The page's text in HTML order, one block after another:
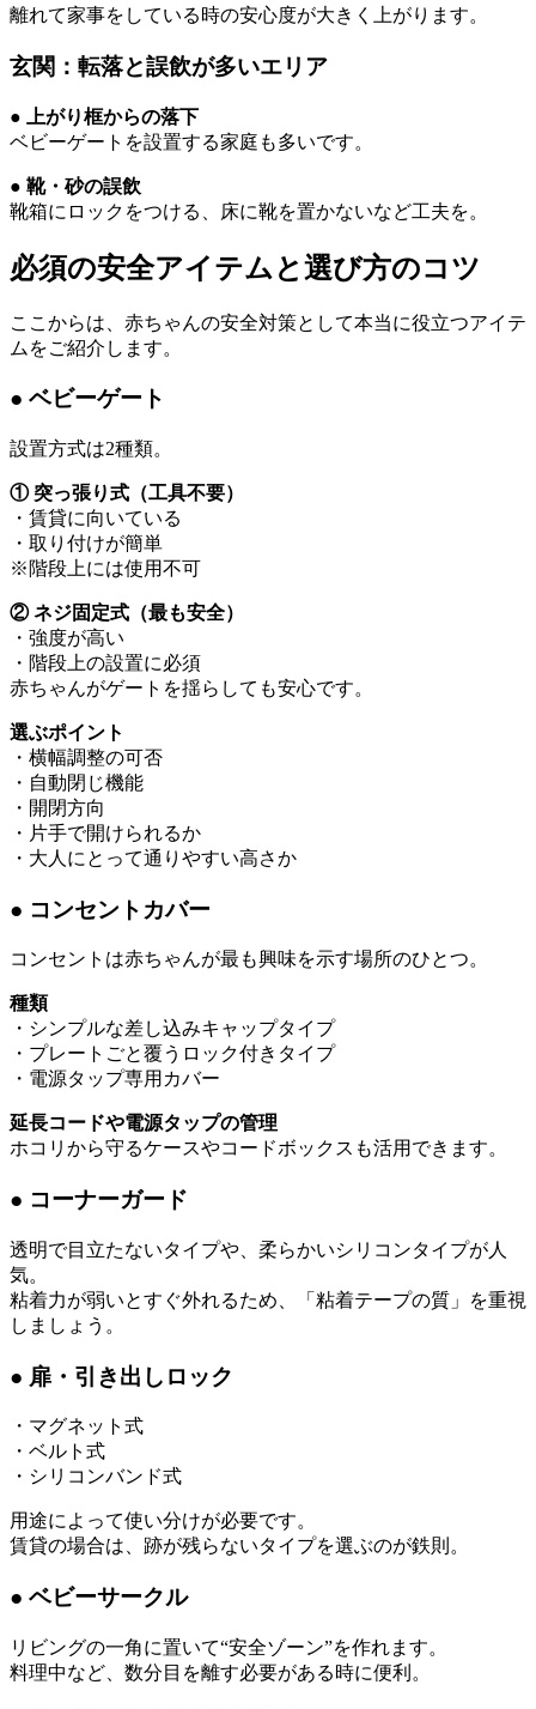
離れて家事をしている時の安心度が大きく上がります。
玄関：転落と誤飲が多いエリア
● 上がり框からの落下
ベビーゲートを設置する家庭も多いです。
● 靴・砂の誤飲
靴箱にロックをつける、床に靴を置かないなど工夫を。
必須の安全アイテムと選び方のコツ
ここからは、赤ちゃんの安全対策として本当に役立つアイテ
ムをご紹介します。
● ベビーゲート
設置方式は2種類。
① 突っ張り式（工具不要）
・賃貸に向いている
・取り付けが簡単
※階段上には使用不可
② ネジ固定式（最も安全）
・強度が高い
・階段上の設置に必須
赤ちゃんがゲートを揺らしても安心です。
選ぶポイント
・横幅調整の可否
・自動閉じ機能
・開閉方向
・片手で開けられるか
・大人にとって通りやすい高さか
● コンセントカバー
コンセントは赤ちゃんが最も興味を示す場所のひとつ。
種類
・シンプルな差し込みキャップタイプ
・プレートごと覆うロック付きタイプ
・電源タップ専用カバー
延長コードや電源タップの管理
ホコリから守るケースやコードボックスも活用できます。
● コーナーガード
透明で目立たないタイプや、柔らかいシリコンタイプが人
気。
粘着力が弱いとすぐ外れるため、「粘着テープの質」を重視
しましょう。
● 扉・引き出しロック
・マグネット式
・ベルト式
・シリコンバンド式
用途によって使い分けが必要です。
賃貸の場合は、跡が残らないタイプを選ぶのが鉄則。
● ベビーサークル
リビングの一角に置いて“安全ゾーン”を作れます。
料理中など、数分目を離す必要がある時に便利。